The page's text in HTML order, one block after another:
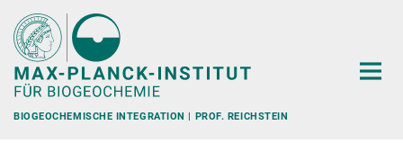
Hauptinhalt
BIOGEOCHEMISCHE INTEGRATION | PROF. REICHSTEIN